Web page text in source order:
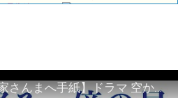
予告編 NEW!
かけた冷たい言葉 「韓ドラ秒劇場」
【木村拓哉から明石家さんまへ手紙】ドラマ 空から降る一億の星 最終回 手紙シーン ナレーション